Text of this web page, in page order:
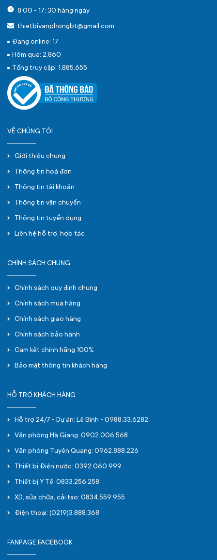
8:00 - 17: 30 hàng ngày
thietbivanphongbt@gmail.com
Đang online: 17
Hôm qua: 2,860
Tổng truy cập: 1,885,655
VỀ CHÚNG TÔI
Giới thiệu chung
Thông tin hoá đơn
Thông tin tài khoản
Thông tin vận chuyển
Thông tin tuyển dụng
Liên hệ hỗ trợ, hợp tác
CHÍNH SÁCH CHUNG
Chính sách quy định chung
Chính sách mua hàng
Chính sách giao hàng
Chính sách bảo hành
Cam kết chính hãng 100%
Bảo mật thông tin khách hàng
HỖ TRỢ KHÁCH HÀNG
Hỗ trợ 24/7 - Dự án: Lê Bình - 0988.33.6282
Văn phòng Hà Giang: 0902.006.568
Văn phòng Tuyên Quang: 0962.888.226
Thiết bị Điện nước: 0392.060.999
Thiết bị Y Tế: 0833.256.258
XD, sửa chữa, cải tạo: 0834.559.955
Điện thoại: (0219)3.888.368
FANPAGE FACEBOOK